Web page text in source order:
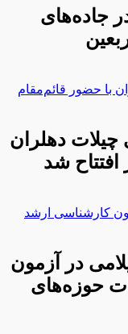
در جاده‌های
چیلات دهلران
شد
ایلامی در آزمون
۱۴۰۵/ جزئیات حوزه‌های